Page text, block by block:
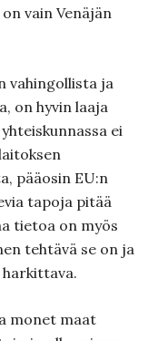
vain Venäjän
vahingollista ja
on hyvin laaja
ei
pääosin EU:n
tapoja pitää
tietoa on myös
tehtävä se on ja
harkittava.
monet maat